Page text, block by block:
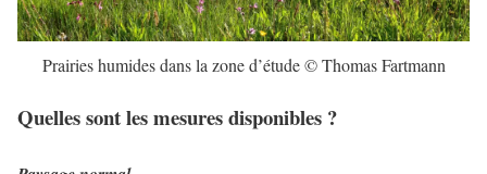
Prairies humides dans la zone d’étude © Thomas Fartmann
Quelles sont les mesures disponibles ?